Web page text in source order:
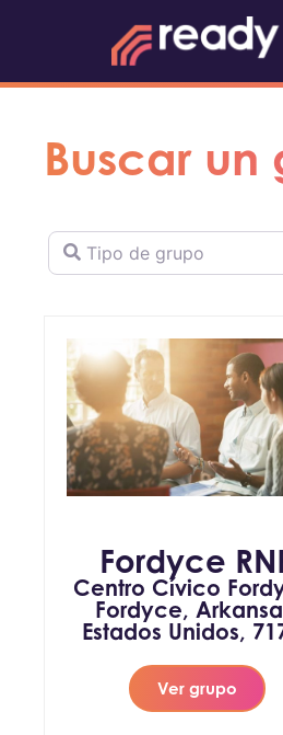
Buscar un
Tipo de grupo
Fordyce
Centro Cívico
Fordyce,
Estados Unidos,
Ver grupo